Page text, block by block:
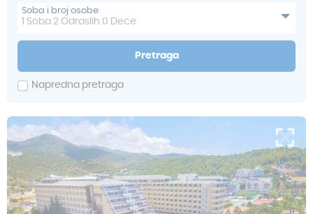
Soba i broj osobe
Soba 2 Odraslih 0 Dece
Pretraga
Napredna pretraga